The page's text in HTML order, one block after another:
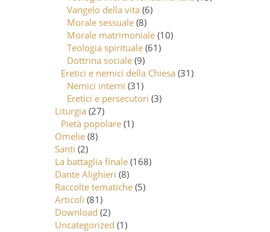
Vangelo della vita (6)
Morale sessuale (8)
Morale matrimoniale (10)
Teologia spirituale (61)
Dottrina sociale (9)
Eretici e nemici della Chiesa (31)
Nemici interni (31)
Eretici e persecutori (3)
Liturgia (27)
Pietà popolare (1)
Omelie (8)
Santi (2)
La battaglia finale (168)
Dante Alighieri (8)
Raccolte tematiche (5)
Articoli (81)
Download (2)
Uncategorized (1)